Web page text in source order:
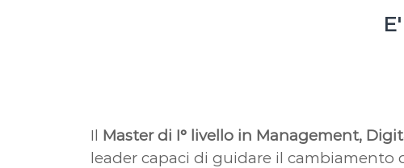
Il Master di I° livello in Management,
leader capaci di guidare il